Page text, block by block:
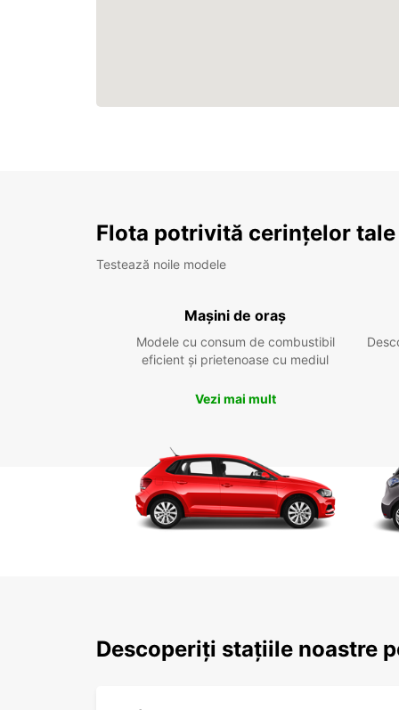
Flota potrivită cerințelor tale
Testează noile modele
Mașini de oraș
Modele cu consum de combustibil
eficient și prietenoase cu mediul
Vezi mai mult
Descoperiți stațiile noastre